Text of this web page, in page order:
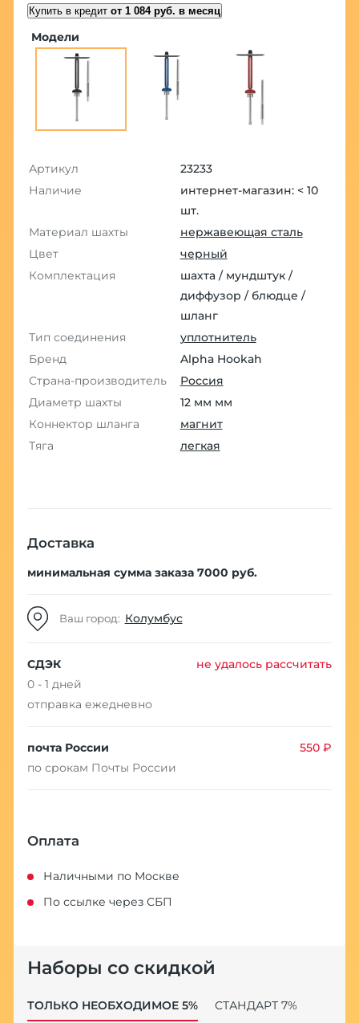
Купить в кредит от 1 084 руб. в месяц
Модели
Артикул
23233
Наличие
интернет-магазин: < 10
шт.
Материал шахты
нержавеющая сталь
Цвет
черный
Комплектация
шахта / мундштук /
диффузор / блюдце /
шланг
Тип соединения
уплотнитель
Бренд
Alpha Hookah
Страна-производитель
Россия
Диаметр шахты
12 мм мм
Коннектор шланга
магнит
Тяга
легкая
Доставка
минимальная сумма заказа 7000 руб.
Ваш город: Колумбус
СДЭК
не удалось рассчитать
0 - 1 дней
отправка ежедневно
почта России
550 ₽
по срокам Почты России
Оплата
Наличными по Москве
По ссылке через СБП
Наборы со скидкой
ТОЛЬКО НЕОБХОДИМОЕ 5% СТАНДАРТ 7%